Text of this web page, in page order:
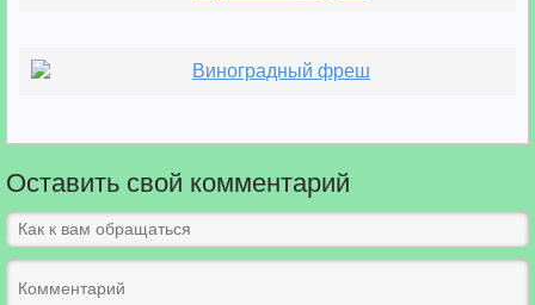
Виноградный фреш
Оставить свой комментарий